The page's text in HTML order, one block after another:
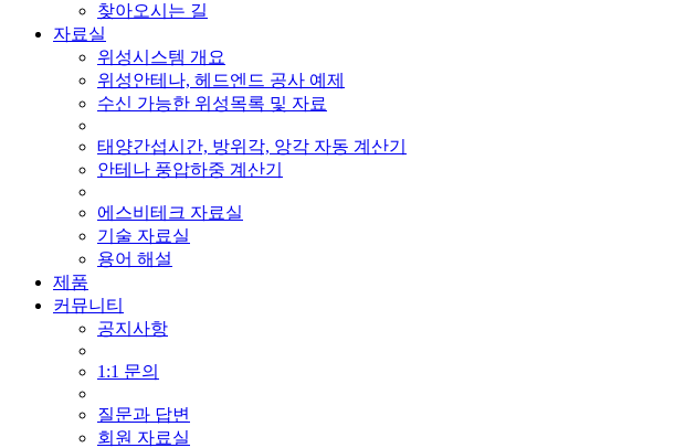
찾아오시는 길
자료실
위성시스템 개요
위성안테나, 헤드엔드 공사 예제
수신 가능한 위성목록 및 자료
태양간섭시간, 방위각, 앙각 자동 계산기
안테나 풍압하중 계산기
에스비테크 자료실
기술 자료실
용어 해설
제품
커뮤니티
공지사항
1:1 문의
질문과 답변
회원 자료실